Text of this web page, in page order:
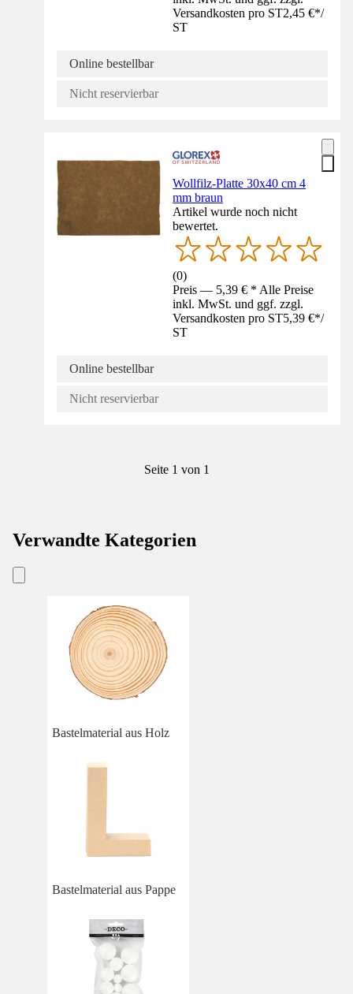
Versandkosten pro ST2,45 €*/
ST
Online bestellbar
Nicht reservierbar
Wollfilz-Platte 30x40 cm 4
mm braun
Artikel wurde noch nicht
bewertet.
(0)
Preis — 5,39 € * Alle Preise
inkl. MwSt. und ggf. zzgl.
Versandkosten pro ST5,39 €*/
ST
Online bestellbar
Nicht reservierbar
Seite 1 von 1
Verwandte Kategorien
Bastelmaterial aus Holz
Bastelmaterial aus Pappe